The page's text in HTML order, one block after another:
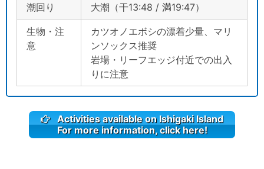
潮回り 大潮（干13:48 / 満19:47）
生物・注
意
カツオノエボシの漂着少量、マリ
ンソックス推奨
岩場・リーフエッジ付近での出入
りに注意
Activities available on Ishigaki Island
For more information, click here!